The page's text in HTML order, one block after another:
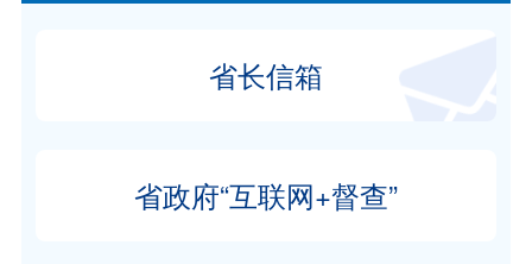
省长信箱
省政府“互联网+督查”